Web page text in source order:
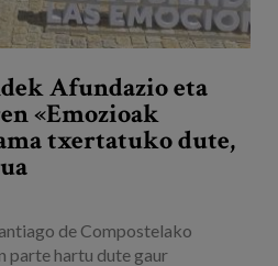
Afundazio eta
«Emozioak
txertatuko dute,
de Compostelako
parte hartu dute gaur